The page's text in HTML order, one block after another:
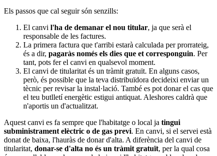
Els passos que cal seguir són senzills:
El canvi l'ha de demanar el nou titular, ja que serà el
responsable de les factures.
La primera factura que t'arribi estarà calculada per prorrateig,
és a dir, pagaràs només els dies que et corresponguin. Per
tant, pots fer el canvi en qualsevol moment.
El canvi de titularitat és un tràmit gratuït. En alguns casos,
però, és possible que la teva distribuïdora decideixi enviar un
tècnic per revisar la instal·lació. També es pot donar el cas que
el teu butlletí energètic estigui antiquat. Aleshores caldrà que
n'aportis un d'actualitzat.
Aquest canvi es fa sempre que l'habitatge o local ja tingui
subministrament elèctric o de gas previ. En canvi, si el servei està
donat de baixa, l'hauràs de donar d'alta. A diferència del canvi de
titularitat, donar-se d'alta no és un tràmit gratuït, per la qual cosa